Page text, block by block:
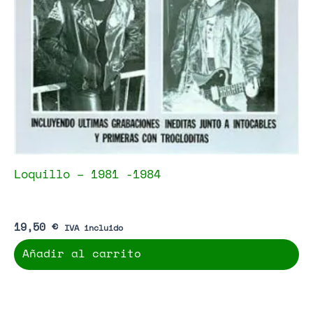
Loquillo – 1981 -1984
19,50 € IVA incluido
Añadir al carrito